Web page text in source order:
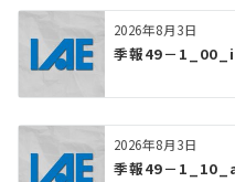
2026年8月3日
季報49－
2026年8月3日
季報49－